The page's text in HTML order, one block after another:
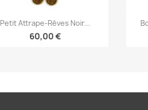
Aperçu rapide
Petit Attrape-Rêves Noir...
60,00 €